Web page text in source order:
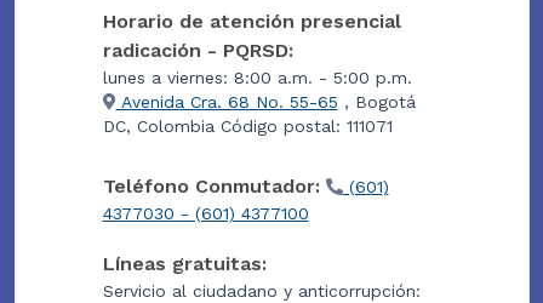
Horario de atención presencial
radicación - PQRSD:
lunes a viernes: 8:00 a.m. - 5:00 p.m.
Avenida Cra. 68 No. 55-65 , Bogotá
DC, Colombia Código postal: 111071
Teléfono Conmutador:
(601)
4377030 - (601) 4377100
Líneas gratuitas:
Servicio al ciudadano y anticorrupción: